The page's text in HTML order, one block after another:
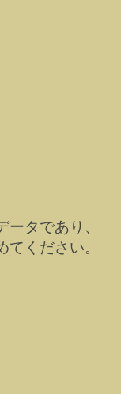
タであり、
ください。